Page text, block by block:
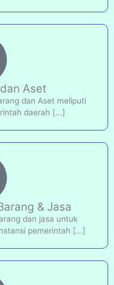
Aset
dan Aset meliputi
daerah [...]
& Jasa
dan jasa untuk
pemerintah [...]